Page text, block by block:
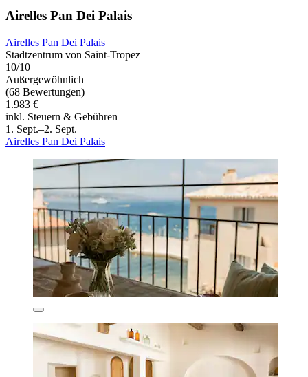
Airelles Pan Dei Palais
Airelles Pan Dei Palais
Stadtzentrum von Saint-Tropez
10/10
Außergewöhnlich
(68 Bewertungen)
1.983 €
inkl. Steuern & Gebühren
1. Sept.–2. Sept.
Airelles Pan Dei Palais